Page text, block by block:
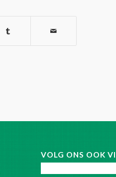
VOLG ONS OOK